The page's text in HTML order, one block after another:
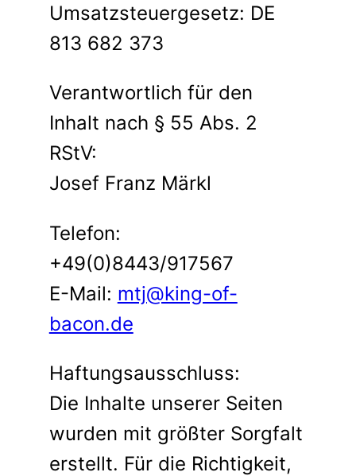
Umsatzsteuergesetz: DE
813 682 373
Verantwortlich für den
Inhalt nach § 55 Abs. 2
RStV:
Josef Franz Märkl
Telefon:
+49(0)8443/917567
E-Mail: mtj@king-of-
bacon.de
Haftungsausschluss:
Die Inhalte unserer Seiten
wurden mit größter Sorgfalt
erstellt. Für die Richtigkeit,